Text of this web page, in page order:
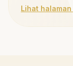
Lihat